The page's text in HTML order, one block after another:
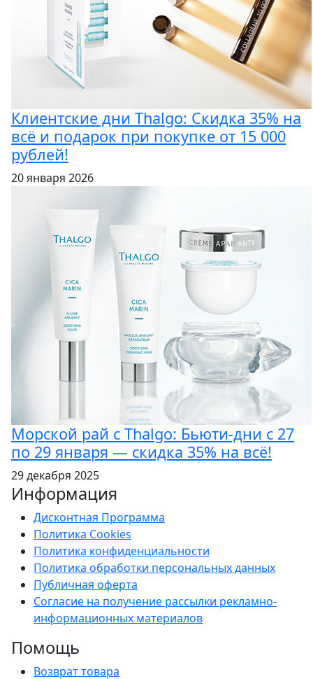
Клиентские дни Thalgo: Скидка 35% на
всё и подарок при покупке от 15 000
рублей!
20 января 2026
Морской рай с Thalgo: Бьюти-дни с 27
по 29 января — скидка 35% на всё!
29 декабря 2025
Информация
Дисконтная Программа
Политика Cookies
Политика конфиденциальности
Политика обработки персональных данных
Публичная оферта
Согласие на получение рассылки рекламно-
информационных материалов
Помощь
Возврат товара